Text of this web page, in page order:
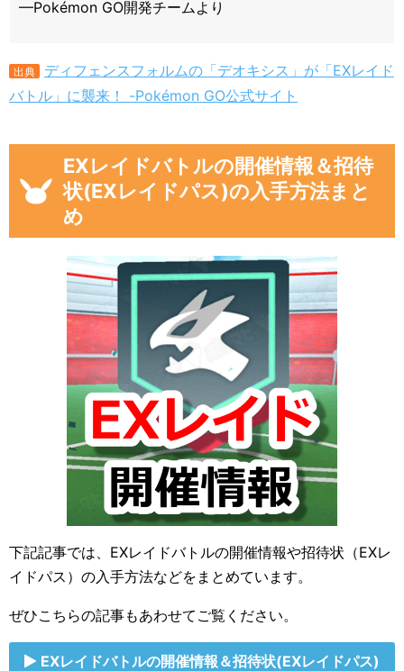
—Pokémon GO開発チームより
出典
ディフェンスフォルムの「デオキシス」が「EXレイド
バトル」に襲来！ -Pokémon GO公式サイト
EXレイドバトルの開催情報＆招待
状(EXレイドパス)の入手方法まと
め
下記記事では、EXレイドバトルの開催情報や招待状（EXレ
イドパス）の入手方法などをまとめています。
ぜひこちらの記事もあわせてご覧ください。
EXレイドバトルの開催情報＆招待状(EXレイドパス)